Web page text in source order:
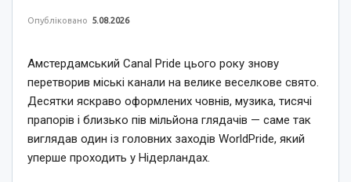
Опубліковано 5.08.2026
Амстердамський Canal Pride цього року знову
перетворив міські канали на велике веселкове свято.
Десятки яскраво оформлених човнів, музика, тисячі
прапорів і близько пів мільйона глядачів — саме так
виглядав один із головних заходів WorldPride, який
уперше проходить у Нідерландах.